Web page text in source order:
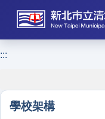
到
塊
:::
學校架構